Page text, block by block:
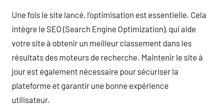
Une fois le site lancé, l’optimisation est essentielle. Cela
intègre le SEO (Search Engine Optimization), qui aide
votre site à obtenir un meilleur classement dans les
résultats des moteurs de recherche. Maintenir le site à
jour est également nécessaire pour sécuriser la
plateforme et garantir une bonne expérience
utilisateur.